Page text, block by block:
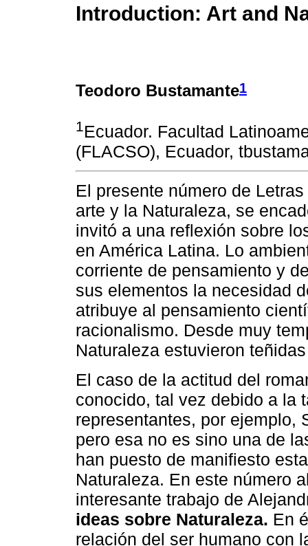
Introduction: Art and
Teodoro Bustamante1
1Ecuador. Facultad
(FLACSO), Ecuador,
El presente número de
arte y la Naturaleza, se
invitó a una reflexión sobre
en América Latina. Lo
corriente de pensamiento y
sus elementos la necesidad
atribuye al pensamiento
racionalismo. Desde muy
Naturaleza estuvieron
El caso de la actitud del
conocido, tal vez debido a la
representantes, por ejemplo,
pero esa no es sino una de
han puesto de manifiesto
Naturaleza. En este número
interesante trabajo de
ideas sobre Naturaleza. En
relación del ser humano con